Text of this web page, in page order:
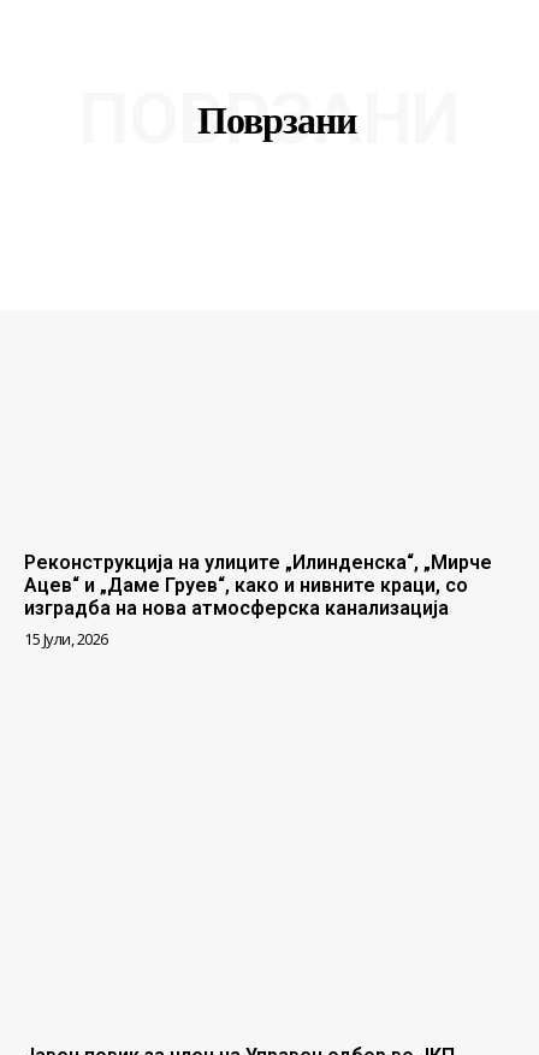
Поврзани
ПОВРЗАНИ
Реконструкција на улиците „Илинденска“, „Мирче
Ацев“ и „Даме Груев“, како и нивните краци, со
изградба на нова атмосферска канализација
15 Јули, 2026